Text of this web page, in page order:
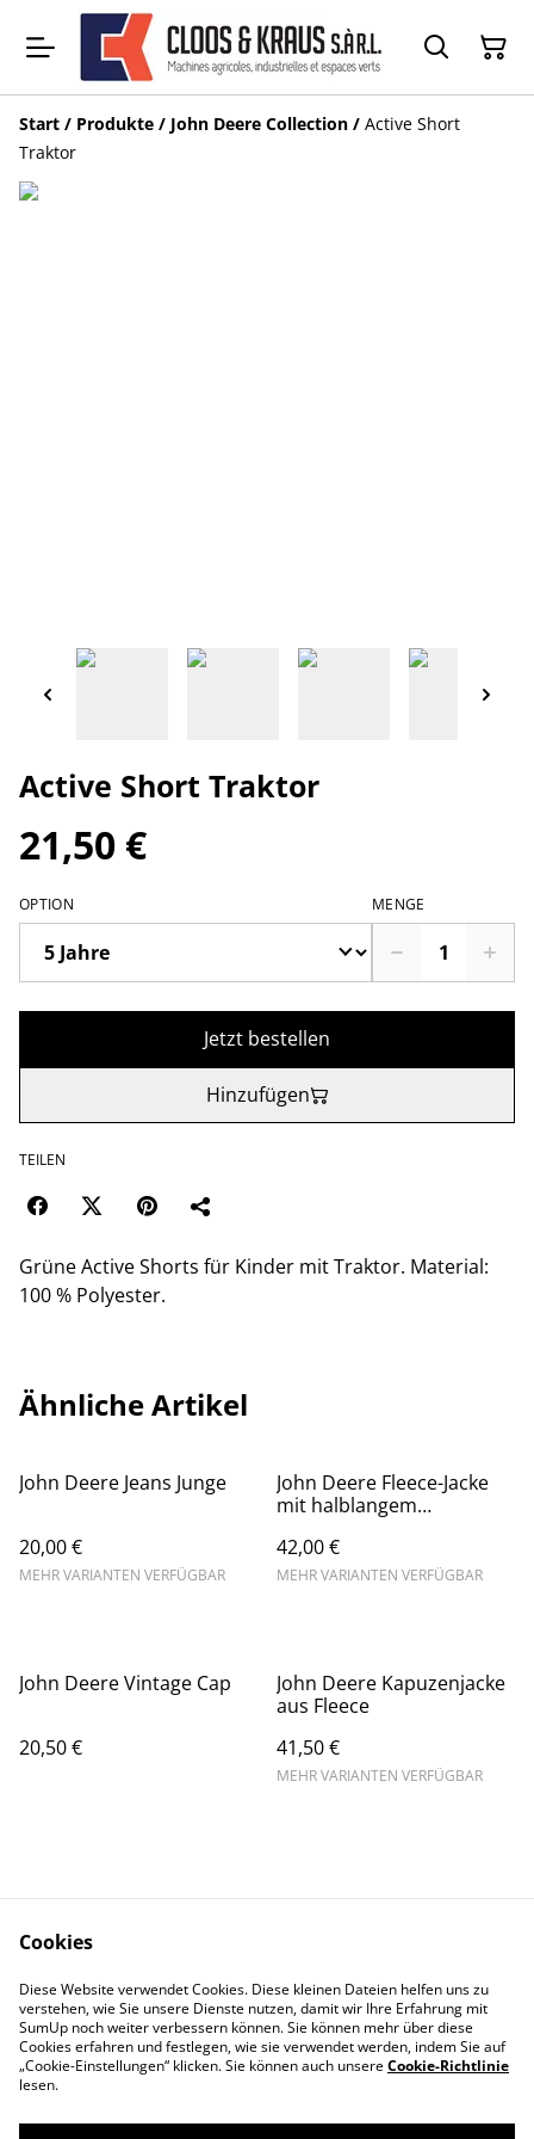
Start / Produkte / John Deere Collection / Active Short
Traktor
Active Short Traktor
21,50 €
OPTION MENGE
Jetzt bestellen
Hinzufügen
TEILEN
Grüne Active Shorts für Kinder mit Traktor. Material:
100 % Polyester.
Ähnliche Artikel
John Deere Jeans Junge
20,00 €
MEHR VARIANTEN VERFÜGBAR
John Deere Fleece-Jacke
mit halblangem
42,00 €
MEHR VARIANTEN VERFÜGBAR
John Deere Vintage Cap
20,50 €
John Deere Kapuzenjacke
aus Fleece
41,50 €
MEHR VARIANTEN VERFÜGBAR
Bestimmungen
Datenschutzbestimm
ungen von SumUp
Cookie-Richtlinie
Cookies
Diese Website verwendet Cookies. Diese kleinen Dateien helfen uns zu
verstehen, wie Sie unsere Dienste nutzen, damit wir Ihre Erfahrung mit
SumUp noch weiter verbessern können. Sie können mehr über diese
Cookies erfahren und festlegen, wie sie verwendet werden, indem Sie auf
„Cookie-Einstellungen“ klicken. Sie können auch unsereCookie-Richtlinie
lesen.